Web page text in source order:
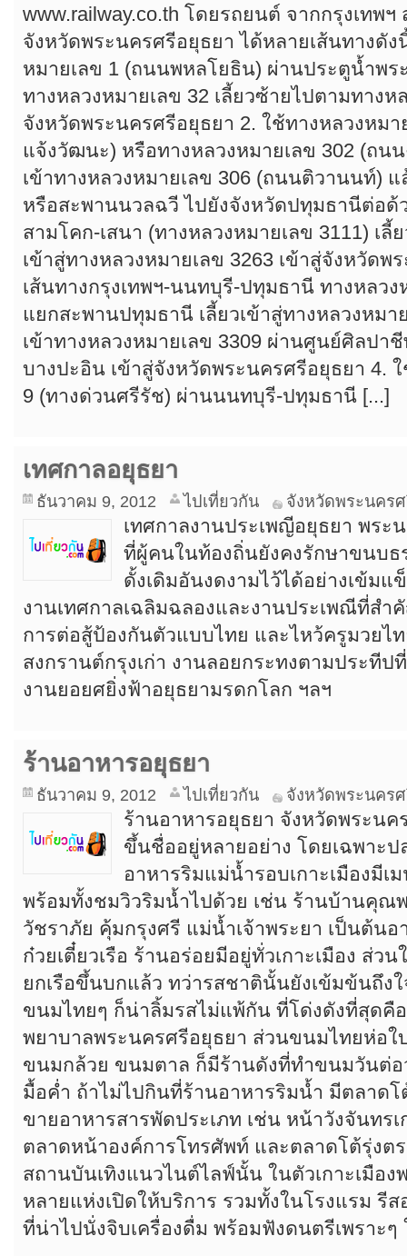
www.railway.co.th โดยรถยนต์ จากกรุงเทพฯ
จังหวัดพระนครศรีอยุธยา ได้หลายเส้นทางดัง
หมายเลข 1 (ถนนพหลโยธิน) ผ่านประตูน้ำพร
ทางหลวงหมายเลข 32 เลี้ยวซ้ายไปตามทางห
จังหวัดพระนครศรีอยุธยา 2. ใช้ทางหลวงหมา
แจ้งวัฒนะ) หรือทางหลวงหมายเลข 302 (ถน
เข้าทางหลวงหมายเลข 306 (ถนนติวานนท์)
หรือสะพานนวลฉวี ไปยังจังหวัดปทุมธานีต่อด้
สามโคก-เสนา (ทางหลวงหมายเลข 3111) เลี้
เข้าสู่ทางหลวงหมายเลข 3263 เข้าสู่จังหวัดพ
เส้นทางกรุงเทพฯ-นนทบุรี-ปทุมธานี ทางหลวง
แยกสะพานปทุมธานี เลี้ยวเข้าสู่ทางหลวงหมา
เข้าทางหลวงหมายเลข 3309 ผ่านศูนย์ศิลปาชี
บางปะอิน เข้าสู่จังหวัดพระนครศรีอยุธยา 4.
9 (ทางด่วนศรีรัช) ผ่านนนทบุรี-ปทุมธานี [...]
เทศกาลอยุธยา
ธันวาคม 9, 2012 ไปเที่ยวกัน จังหวัดพระนคร
เทศกาลงานประเพญีอยุธยา พระ
ที่ผู้คนในท้องถิ่นยังคงรักษาขนบธ
ดั้งเดิมอันงดงามไว้ได้อย่างเข้ม
งานเทศกาลเฉลิมฉลองและงานประเพณีที่สำ
การต่อสู้ป้องกันตัวแบบไทย และไหว้ครูมวยไ
สงกรานต์กรุงเก่า งานลอยกระทงตามประที
งานยอยศยิ่งฟ้าอยุธยามรดกโลก ฯลฯ
ร้านอาหารอยุธยา
ธันวาคม 9, 2012 ไปเที่ยวกัน จังหวัดพระนคร
ร้านอาหารอยุธยา จังหวัดพระนค
ขึ้นชื่ออยู่หลายอย่าง โดยเฉพาะ
อาหารริมแม่น้ำรอบเกาะเมืองมีเ
พร้อมทั้งชมวิวริมน้ำไปด้วย เช่น ร้านบ้านคุณ
วัชราภัย คุ้มกรุงศรี แม่น้ำเจ้าพระยา เป็นต้น
ก๋วยเตี๋ยวเรือ ร้านอร่อยมีอยู่ทั่วเกาะเมือง ส่ว
ยกเรือขึ้นบกแล้ว ทว่ารสชาตินั้นยังเข้มข้นถึง
ขนมไทยๆ ก็น่าลิ้มรสไม่แพ้กัน ที่โด่งดังที่สุดคื
พยาบาลพระนครศรีอยุธยา ส่วนขนมไทยห่อใ
ขนมกล้วย ขนมตาล ก็มีร้านดังที่ทำขนมวันต่
มื้อค่ำ ถ้าไม่ไปกินที่ร้านอาหารริมน้ำ มีตลาดโ
ขายอาหารสารพัดประเภท เช่น หน้าวังจันทร
ตลาดหน้าองค์การโทรศัพท์ และตลาดโต้รุ่งต
สถานบันเทิงแนวไนต์ไลฟ์นั้น ในตัวเกาะเมือ
หลายแห่งเปิดให้บริการ รวมทั้งในโรงแรม รี
ที่น่าไปนั่งจิบเครื่องดื่ม พร้อมฟังดนตรีเพราะ